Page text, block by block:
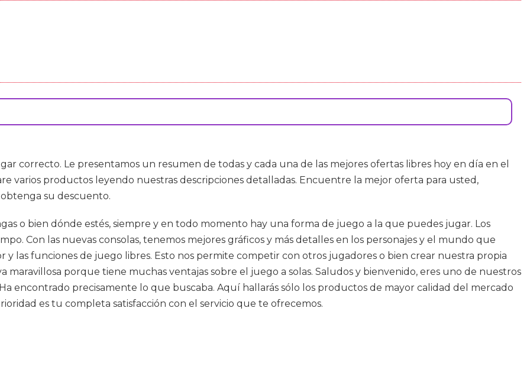
correcto. Le presentamos un resumen de todas y cada una de las mejores ofertas libres hoy en día en el
varios productos leyendo nuestras descripciones detalladas. Encuentre la mejor oferta para usted,
su descuento.
o bien dónde estés, siempre y en todo momento hay una forma de juego a la que puedes jugar. Los
Con las nuevas consolas, tenemos mejores gráficos y más detalles en los personajes y el mundo que
las funciones de juego libres. Esto nos permite competir con otros jugadores o bien crear nuestra propia
maravillosa porque tiene muchas ventajas sobre el juego a solas. Saludos y bienvenido, eres uno de nuestros
encontrado precisamente lo que buscaba. Aquí hallarás sólo los productos de mayor calidad del mercado
es tu completa satisfacción con el servicio que te ofrecemos.